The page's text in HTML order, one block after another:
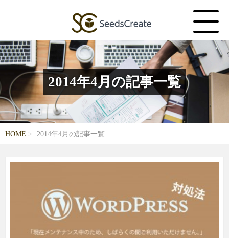
2014年4月の記事一覧
HOME 2014年4月の記事一覧